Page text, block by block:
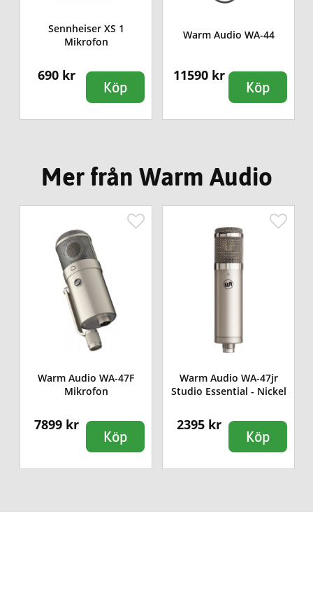
Sennheiser XS 1
Mikrofon
690 kr
Köp
Warm Audio WA-44
11590 kr
Köp
Mer från Warm Audio
Warm Audio WA-47F
Mikrofon
7899 kr
Köp
Warm Audio WA-47jr
Studio Essential - Nickel
2395 kr
Köp